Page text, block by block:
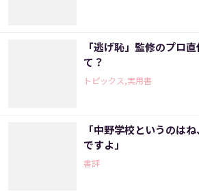
「逃げ恥」監修のプロ
て？
トピックス,実用書
「中野学校というのは
ですよ」
書評